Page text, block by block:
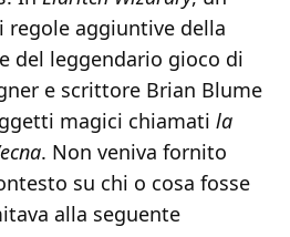
regole aggiuntive della
del leggendario gioco di
e scrittore Brian Blume
magici chiamati la
. Non veniva fornito
su chi o cosa fosse
alla seguente